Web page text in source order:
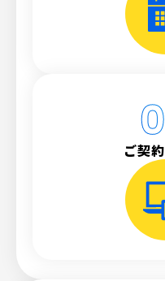
ご契